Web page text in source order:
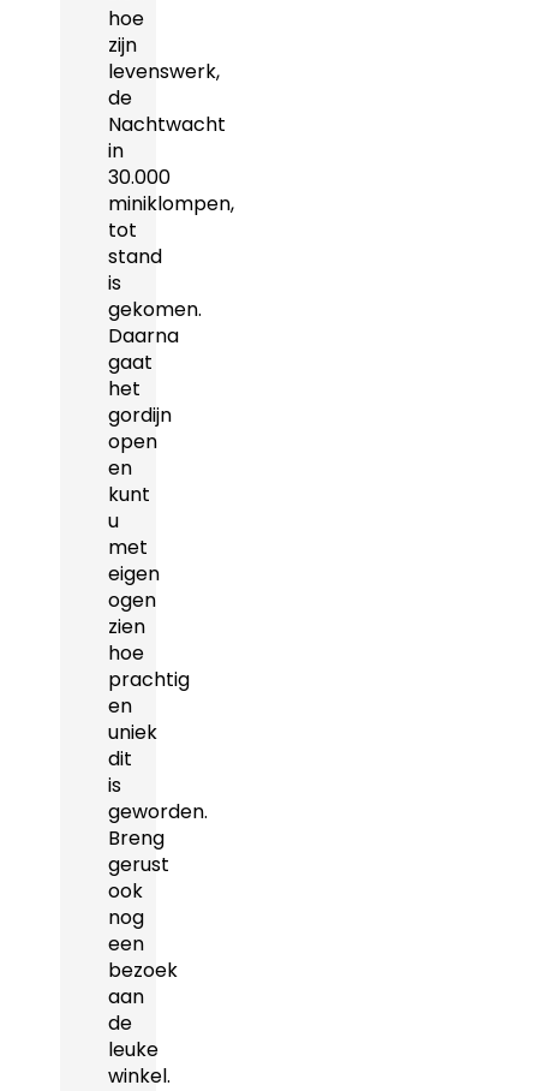
hoe
zijn
levenswerk,
de
Nachtwacht
in
30.000
miniklompen,
tot
stand
is
gekomen.
Daarna
gaat
het
gordijn
open
en
kunt
u
met
eigen
ogen
zien
hoe
prachtig
en
uniek
dit
is
geworden.
Breng
gerust
ook
nog
een
bezoek
aan
de
leuke
winkel.